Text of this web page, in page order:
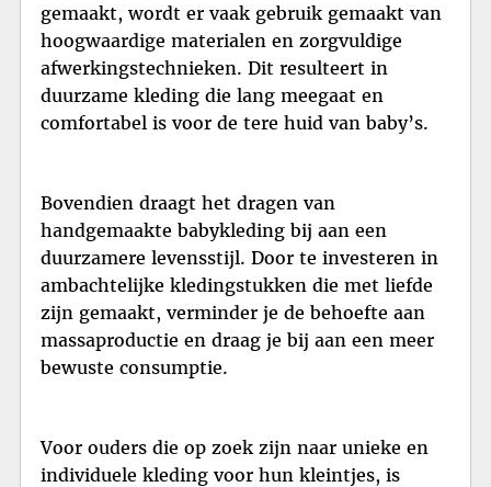
gemaakt, wordt er vaak gebruik gemaakt van
hoogwaardige materialen en zorgvuldige
afwerkingstechnieken. Dit resulteert in
duurzame kleding die lang meegaat en
comfortabel is voor de tere huid van baby’s.
Bovendien draagt het dragen van
handgemaakte babykleding bij aan een
duurzamere levensstijl. Door te investeren in
ambachtelijke kledingstukken die met liefde
zijn gemaakt, verminder je de behoefte aan
massaproductie en draag je bij aan een meer
bewuste consumptie.
Voor ouders die op zoek zijn naar unieke en
individuele kleding voor hun kleintjes, is